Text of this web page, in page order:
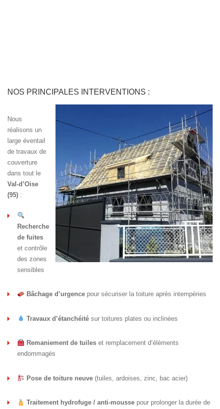
NOS PRINCIPALES INTERVENTIONS :
Nous
réalisons un
large éventail
de travaux de
couverture
dans tout le
Val-d’Oise
(95) :
Recherche
de fuites
et contrôle
des zones
sensibles
Bâchage d’urgencepour sécuriser la toiture après intempéries
Travaux d’étanchéitésur toitures plates ou inclinées
Remaniement de tuileset remplacement d’éléments
endommagés
Pose de toiture neuve(tuiles, ardoises, zinc, bac acier)
Traitement hydrofuge / anti-moussepour prolonger la durée de